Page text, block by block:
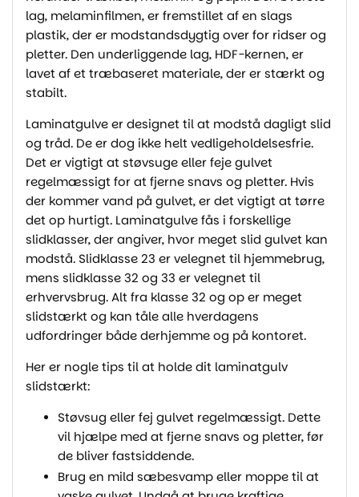
lag, melaminfilmen, er fremstillet af en slags
plastik, der er modstandsdygtig over for ridser og
pletter. Den underliggende lag, HDF-kernen, er
lavet af et træbaseret materiale, der er stærkt og
stabilt.
Laminatgulve er designet til at modstå dagligt slid
og tråd. De er dog ikke helt vedligeholdelsesfrie.
Det er vigtigt at støvsuge eller feje gulvet
regelmæssigt for at fjerne snavs og pletter. Hvis
der kommer vand på gulvet, er det vigtigt at tørre
det op hurtigt. Laminatgulve fås i forskellige
slidklasser, der angiver, hvor meget slid gulvet kan
modstå. Slidklasse 23 er velegnet til hjemmebrug,
mens slidklasse 32 og 33 er velegnet til
erhvervsbrug. Alt fra klasse 32 og op er meget
slidstærkt og kan tåle alle hverdagens
udfordringer både derhjemme og på kontoret.
Her er nogle tips til at holde dit laminatgulv
slidstærkt:
Støvsug eller fej gulvet regelmæssigt. Dette
vil hjælpe med at fjerne snavs og pletter, før
de bliver fastsiddende.
Brug en mild sæbesvamp eller moppe til at